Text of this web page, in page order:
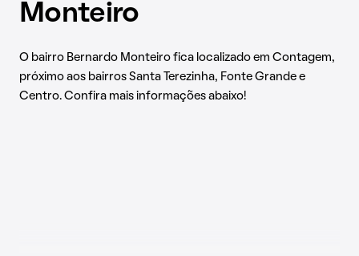
Monteiro
O bairro Bernardo Monteiro fica localizado em Contagem,
próximo aos bairros Santa Terezinha, Fonte Grande e
Centro. Confira mais informações abaixo!